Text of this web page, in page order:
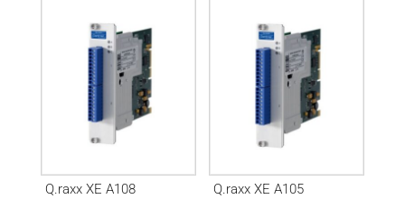
Q.raxx XE A108 Q.raxx XE A105